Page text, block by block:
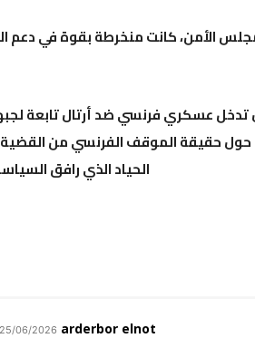
الأمن، كانت منخرطة بقوة في دعم
تدخل عسكري فرنسي ضد أرتال تابعة
حول حقيقة الموقف الفرنسي من
الحياد الذي رافق
arderbor elnot
25/06/2026 At 11:14